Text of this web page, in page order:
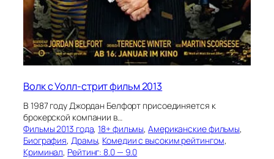
Волк с Уолл-стрит фильм 2013
В 1987 году Джордан Белфорт присоединяется к
брокерской компании в…
Фильмы 2013 года, 18+ фильмы, Американские фильмы
Биография, Драмы, Комедии с высоким рейтингом
Криминал, Рейтинг: 8.0 — 9.0